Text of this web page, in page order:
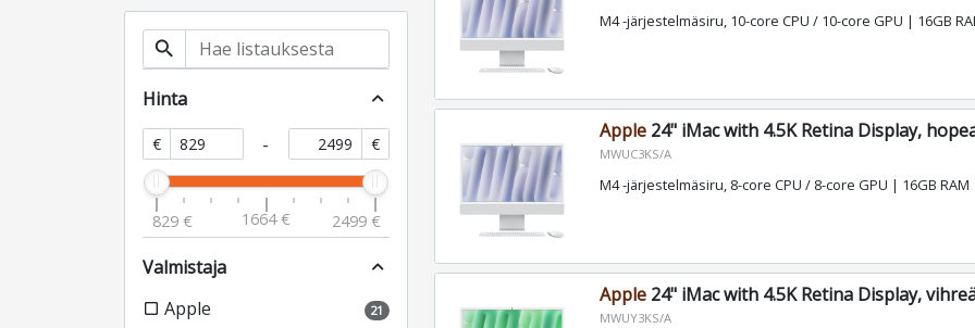
search
Hinta expand_less
€ - €
829 € 1664 € 2499 €
Valmistaja expand_less
check_box_outline_blank Apple 21
M4 -järjestelmäsiru, 10-core CPU / 10-core GPU | 16GB
Apple24" iMac with 4.5K Retina Display,
MWUC3KS/A
M4 -järjestelmäsiru, 8-core CPU / 8-core GPU | 16GB RAM
Apple24" iMac with 4.5K Retina Display,
MWUY3KS/A